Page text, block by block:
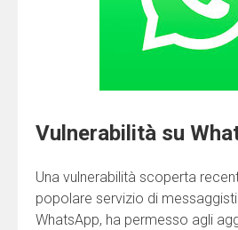
Vulnerabilità su
Una vulnerabilità scoperta
popolare servizio di
WhatsApp, ha permesso agli